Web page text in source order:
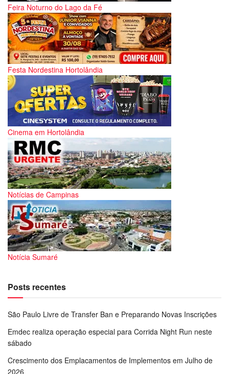
Feira Noturno do Lago da Fé
Festa Nordestina Hortolândia
Cinema em Hortolândia
Notícias de Campinas
Notícia Sumaré
Posts recentes
São Paulo Livre de Transfer Ban e Preparando Novas Inscrições
Emdec realiza operação especial para Corrida Night Run neste
sábado
Crescimento dos Emplacamentos de Implementos em Julho de
2026